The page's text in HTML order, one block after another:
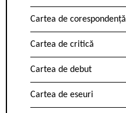
Cartea de corespondență
Cartea de critică
Cartea de debut
Cartea de eseuri